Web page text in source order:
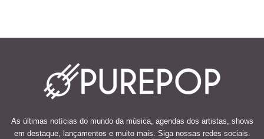
As últimas notícias do mundo da música, agendas dos artistas, shows
em destaque, lançamentos e muito mais. Siga nossas redes sociais.